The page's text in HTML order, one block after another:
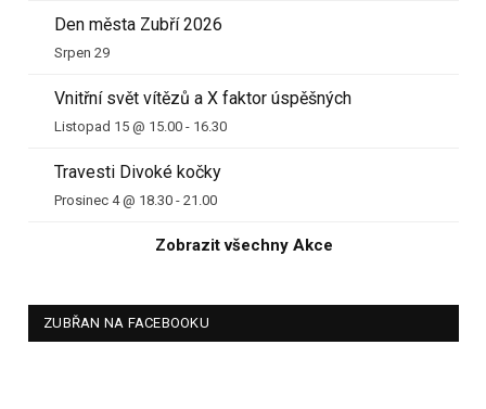
Den města Zubří 2026
Srpen 29
Vnitřní svět vítězů a X faktor úspěšných
Listopad 15 @ 15.00 - 16.30
Travesti Divoké kočky
Prosinec 4 @ 18.30 - 21.00
Zobrazit všechny Akce
ZUBŘAN NA FACEBOOKU